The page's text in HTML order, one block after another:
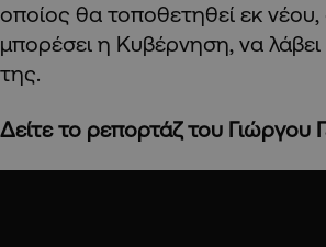
οποίος θα τοποθετηθεί εκ
μπορέσει η Κυβέρνηση, να
της.
Δείτε το ρεπορτάζ του Γιώργου